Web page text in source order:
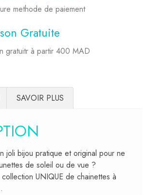
methode de paiement
Gratuite
gratuitr à partir 400 MAD
SAVOIR PLUS
joli bijou pratique et original pour ne
de soleil ou de vue ?
UNIQUE de chainettes à